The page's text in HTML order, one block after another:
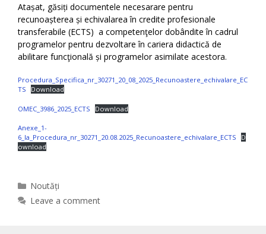
Atașat, găsiți documentele necesarare pentru
recunoașterea și echivalarea în credite profesionale
transferabile (ECTS) a competenţelor dobândite în cadrul
programelor pentru dezvoltare în cariera didactică de
abilitare funcţională și programelor asimilate acestora.
Procedura_Specifica_nr_30271_20_08_2025_Recunoastere_echivalare_EC
TS
Download
OMEC_3986_2025_ECTS Download
Anexe_1-
6_la_Procedura_nr_30271_20.08.2025_Recunoastere_echivalare_ECTS
D
ownload
Categories
Noutăți
Leave a comment